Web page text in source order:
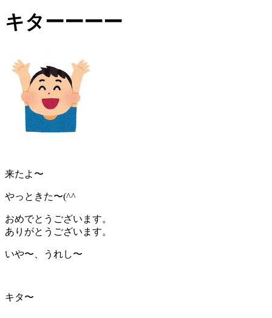
キターーーー
来たよ〜
やっときた〜(^^
おめでとうございます。
ありがとうございます。
いや〜、うれし〜
キタ〜